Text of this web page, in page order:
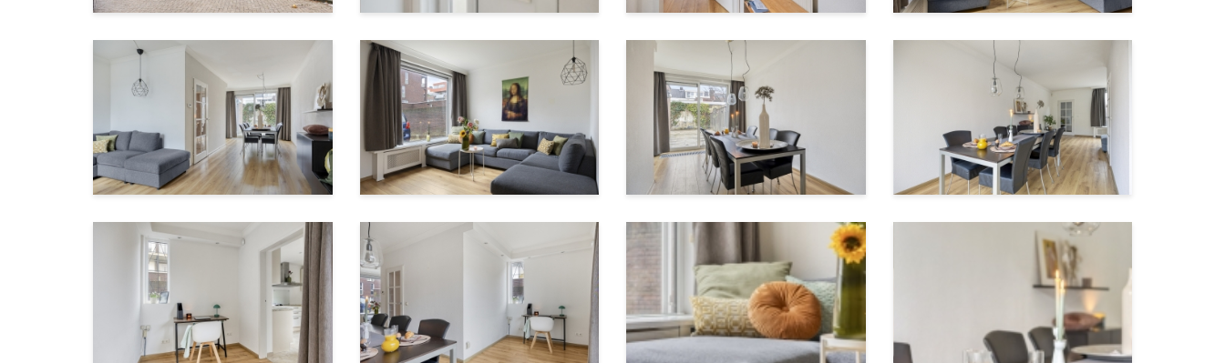
Zolder
De zolder biedt veel opslagruimte en hier bevindt zich tevens de cv-ketel
Bijzonderheden
-Energielabel C
-Eigen oprit met parkeergelegenheid op eigen terrein
-Centrale en goed bereikbare locatie
-Rustige en kindvriendelijke woonomgeving
-2-onder-1-kapwoning met extra ruimte aan de zijkant
-Drie volwaardige slaapkamers
-Fietsafstand van station, centrum en voorzieningen